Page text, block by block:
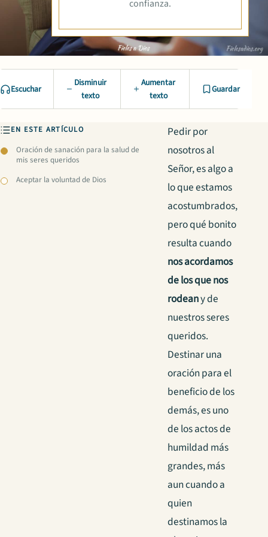
confianza.
Escuchar
Disminuir
texto
Aumentar
texto
Guardar
EN ESTE ARTÍCULO
Oración de sanación para la salud de
mis seres queridos
Aceptar la voluntad de Dios
Pedir por
nosotros al
Señor, es algo a
lo que estamos
acostumbrados,
pero qué bonito
resulta cuando
nos acordamos
de los que nos
rodeany de
nuestros seres
queridos.
Destinar una
oración para el
beneficio de los
demás, es uno
de los actos de
humildad más
grandes, más
aun cuando a
quien
destinamos la